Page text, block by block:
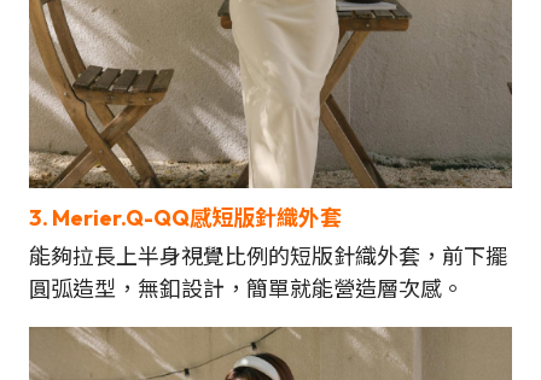
3. Merier.Q-QQ感短版針織外套
能夠拉長上半身視覺比例的短版針織外套，前下擺
圓弧造型，無釦設計，簡單就能營造層次感。